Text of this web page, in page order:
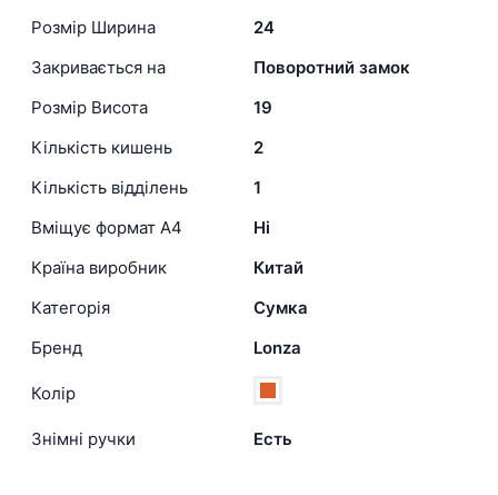
Розмір Ширина
24
Закривається на
Поворотний замок
Розмір Висота
19
Кількість кишень
2
Кількість відділень
1
Вміщує формат А4
Ні
Країна виробник
Китай
Категорія
Сумка
Бренд
Lonza
Колір
Знімні ручки Есть